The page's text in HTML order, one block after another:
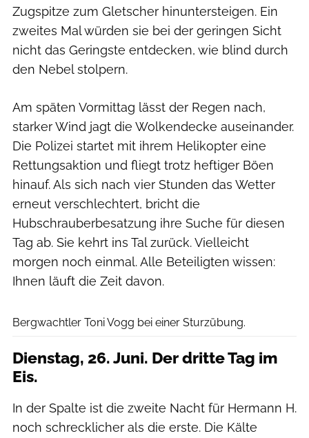
Zugspitze zum Gletscher hinuntersteigen. Ein
zweites Mal würden sie bei der geringen Sicht
nicht das Geringste entdecken, wie blind durch
den Nebel stolpern.
Am späten Vormittag lässt der Regen nach,
starker Wind jagt die Wolkendecke auseinander.
Die Polizei startet mit ihrem Helikopter eine
Rettungsaktion und fliegt trotz heftiger Böen
hinauf. Als sich nach vier Stunden das Wetter
erneut verschlechtert, bricht die
Hubschrauberbesatzung ihre Suche für diesen
Tag ab. Sie kehrt ins Tal zurück. Vielleicht
morgen noch einmal. Alle Beteiligten wissen:
Ihnen läuft die Zeit davon.
Bergwachtler Toni Vogg bei einer Sturzübung.
Dienstag, 26. Juni. Der dritte Tag im
Eis.
In der Spalte ist die zweite Nacht für Hermann H.
noch schrecklicher als die erste. Die Kälte